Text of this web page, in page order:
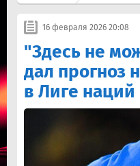
16 февраля 2026 20:08
"Здесь не
дал прогноз
в Лиге наций